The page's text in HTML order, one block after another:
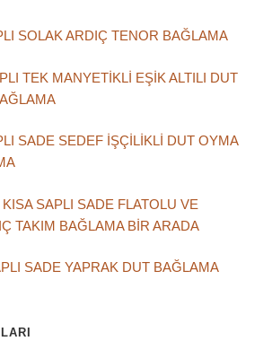
SOLAK ARDIÇ TENOR BAĞLAMA
TEK MANYETİKLİ EŞİK ALTILI DUT
SADE SEDEF İŞÇİLİKLİ DUT OYMA
SAPLI SADE FLATOLU VE
TAKIM BAĞLAMA BİR ARADA
SADE YAPRAK DUT BAĞLAMA